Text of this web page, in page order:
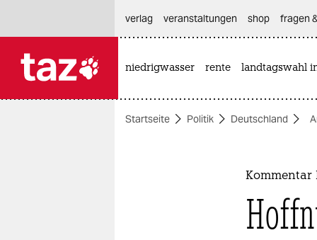
themen
verlag
veranstaltungen shop fragen
niedrigwasser rente landtagswahl
Startseite Politik Deutschland
Kommentar